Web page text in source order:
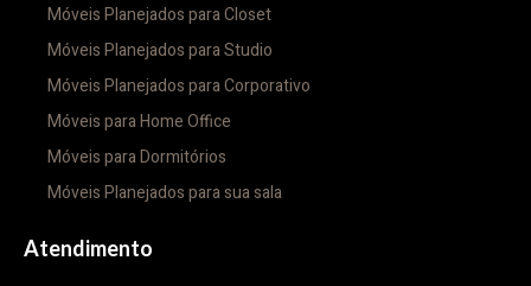
Móveis Planejados para Closet
Móveis Planejados para Studio
Móveis Planejados para Corporativo
Móveis para Home Office
Móveis para Dormitórios
Móveis Planejados para sua sala
Atendimento